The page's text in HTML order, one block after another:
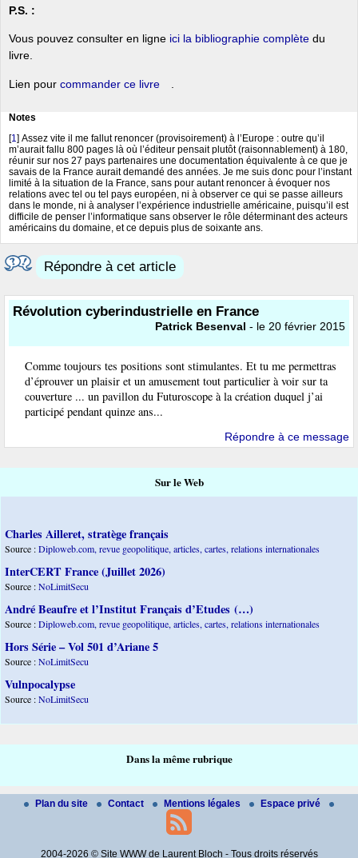
P.S. :
Vous pouvez consulter en ligne ici la bibliographie complète du
livre.
Lien pour commander ce livre
Notes
[1] Assez vite il me fallut renoncer (provisoirement) à l’Europe : outre qu’il
m’aurait fallu 800 pages là où l’éditeur pensait plutôt (raisonnablement) à 180,
réunir sur nos 27 pays partenaires une documentation équivalente à ce que je
savais de la France aurait demandé des années. Je me suis donc pour l’instant
limité à la situation de la France, sans pour autant renoncer à évoquer nos
relations avec tel ou tel pays européen, ni à observer ce qui se passe ailleurs
dans le monde, ni à analyser l’expérience industrielle américaine, puisqu’il est
difficile de penser l’informatique sans observer le rôle déterminant des acteurs
américains du domaine, et ce depuis plus de soixante ans.
Répondre à cet article
Révolution cyberindustrielle en France
Patrick Besenval - le 20 février 2015
Comme toujours tes positions sont stimulantes. Et tu me permettras
d’éprouver un plaisir et un amusement tout particulier à voir sur ta
couverture ... un pavillon du Futuroscope à la création duquel j’ai
participé pendant quinze ans...
Répondre à ce message
Sur le Web
Charles Ailleret, stratège français
Source :Diploweb.com, revue geopolitique, articles, cartes, relations internationales
InterCERT France (Juillet 2026)
Source :NoLimitSecu
André Beaufre et l’Institut Français d’Etudes (…)
Source :Diploweb.com, revue geopolitique, articles, cartes, relations internationales
Hors Série – Vol 501 d’Ariane 5
Source :NoLimitSecu
Vulnpocalypse
Source :NoLimitSecu
Dans la même rubrique
Plan du site Contact Mentions légales Espace privé
2004-2026 © Site WWW de Laurent Bloch - Tous droits réservés